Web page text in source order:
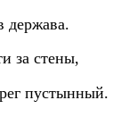
держава.
за стены,
пустынный.